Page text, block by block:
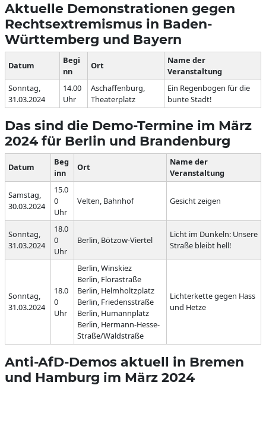
Aktuelle Demonstrationen gegen
Rechtsextremismus in Baden-
Württemberg und Bayern
Datum
Begi
nn
Ort
Name der
Veranstaltung
Sonntag,
31.03.2024
14.00
Uhr
Aschaffenburg,
Theaterplatz
Ein Regenbogen für die
bunte Stadt!
Das sind die Demo-Termine im März
2024 für Berlin und Brandenburg
Samstag,
30.03.2024
15.0
0
Uhr
Velten, Bahnhof Gesicht zeigen
Sonntag,
31.03.2024
18.0
0
Uhr
Berlin, Bötzow-Viertel
Licht im Dunkeln: Unsere
Straße bleibt hell!
Sonntag,
31.03.2024
18.0
0
Uhr
Berlin, Winskiez
Berlin, Florastraße
Berlin, Helmholtzplatz
Berlin, Friedensstraße
Berlin, Humannplatz
Berlin, Hermann-Hesse-
Straße/Waldstraße
Lichterkette gegen Hass
und Hetze
Datum
Beg
inn
Ort
Name der
Veranstaltung
Anti-AfD-Demos aktuell in Bremen
und Hamburg im März 2024